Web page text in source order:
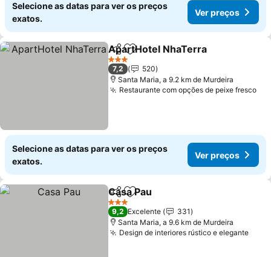
Selecione as datas para ver os preços
exatos.
Ver preços
PartilharAdicionar aos favoritos
ApartHotel NhaTerra
3 Estrelas
7,2
520
Santa Maria, a 9.2 km de Murdeira
Restaurante com opções de peixe fresco
Selecione as datas para ver os preços
exatos.
Ver preços
PartilharAdicionar aos favoritos
Casa Pau
3 Estrelas
9,2 Excelente
331
Santa Maria, a 9.6 km de Murdeira
Design de interiores rústico e eleganteVer